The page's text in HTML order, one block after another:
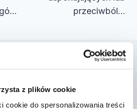
z plików cookie
cookie do spersonalizowania treści
przeciwból…